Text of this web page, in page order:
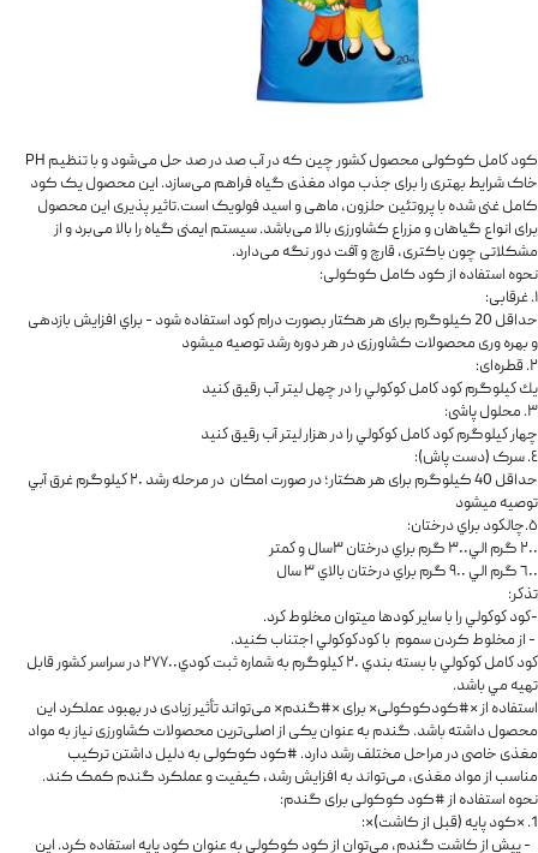
کود كامل کوکولی محصول كشور چین که در آب صد در صد حل می‌شود و با تنظیم PH
خاک شرایط بهتری را برای جذب مواد مغذی گیاه فراهم می‌سازد. این محصول یک کود
کامل غنی شده با پروتئین حلزون، ماهی و اسید فولویک است.تاثیر پذیری این محصول
برای انواع گیاهان و مزراع کشاورزی بالا می‌باشد. سیستم ایمنی گیاه را بالا می‌برد و از
مشکلاتی چون باکتری، قارچ و آفت دور نگه می‌دارد.
نحوه استفاده از کود کامل کوکولی:
١. غرقابی:
حداقل 20 کیلوگرم برای هر هکتار بصورت درام كود استفاده شود - براي افزایش بازدهی
و بهره وری محصولات کشاورزی در هر دوره رشد توصيه ميشود
٢. قطره‌ای:
يك كيلوگرم كود كامل كوكولي را در چهل ليتر آب رقيق كنيد
٣. محلول پاشی:
چهار كيلوگرم كود كامل كوكولي را در هزار ليتر آب رقيق كنيد
٤. سرک (دست پاش):
حداقل 40 کیلوگرم برای هر هکتار؛ در صورت امکان در مرحله رشد ٢٠ كيلوگرم غرق آبي
توصيه ميشود
٥.چالكود براي درختان:
٢٠٠ گرم الي٣٠٠ گرم براي درختان ٣سال و كمتر
٦٠٠ گرم الي ٩٠٠ گرم براي درختان بالاي ٣ سال
تذكر:
-كود كوكولي را با ساير كودها ميتوان مخلوط كرد.
- از مخلوط کردن سموم با كودكوكولي اجتناب کنید.
كود كامل كوكولي با بسته بندي ٢٠ كيلوگرم به شماره ثبت كودي٢٧٧٠٠ در سراسر كشور قابل
تهيه مي باشد.
استفاده از *#کودکوکولی* برای *#گندم* می‌تواند تأثیر زیادی در بهبود عملکرد این
محصول داشته باشد. گندم به عنوان یکی از اصلی‌ترین محصولات کشاورزی نیاز به مواد
مغذی خاصی در مراحل مختلف رشد دارد. #کود کوکولی به دلیل داشتن ترکیب
مناسب از مواد مغذی، می‌تواند به افزایش رشد، کیفیت و عملکرد گندم کمک کند.
نحوه استفاده از #کود کوکولی برای گندم:
1. *کود پایه (قبل از کاشت)*:
- پیش از کاشت گندم، می‌توان از کود کوکولی به عنوان کود پایه استفاده کرد. این